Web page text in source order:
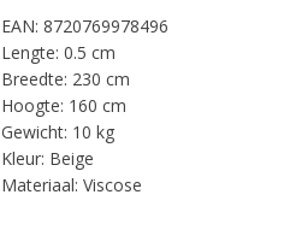
EAN: 8720769978496
Lengte: 0.5 cm
Breedte: 230 cm
Hoogte: 160 cm
Gewicht: 10 kg
Kleur: Beige
Materiaal: Viscose